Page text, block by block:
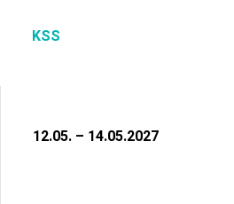
KSS
12.05. – 14.05.2027